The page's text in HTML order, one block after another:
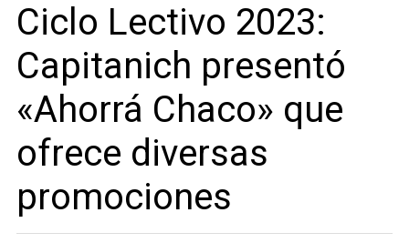
Ciclo Lectivo 2023:
Capitanich presentó
«Ahorrá Chaco» que
ofrece diversas
promociones